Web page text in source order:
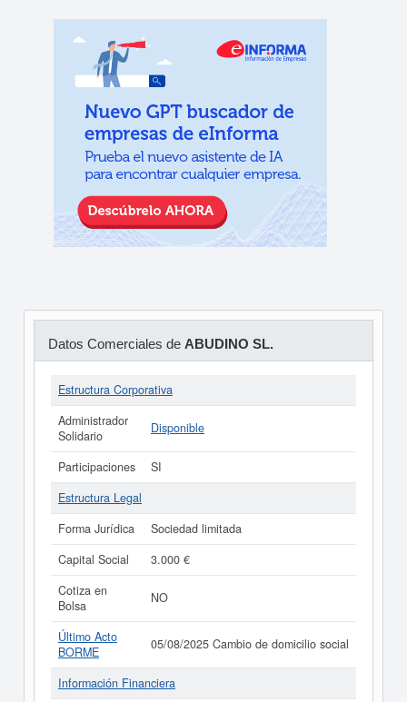
Datos Comerciales de ABUDINO SL.
Estructura Corporativa
Administrador
Solidario
Disponible
Participaciones
SI
Estructura Legal
Forma Jurídica
Sociedad limitada
Capital Social
3.000 €
Cotiza en
Bolsa
NO
Último Acto
BORME
05/08/2025 Cambio de domicilio social
Información Financiera